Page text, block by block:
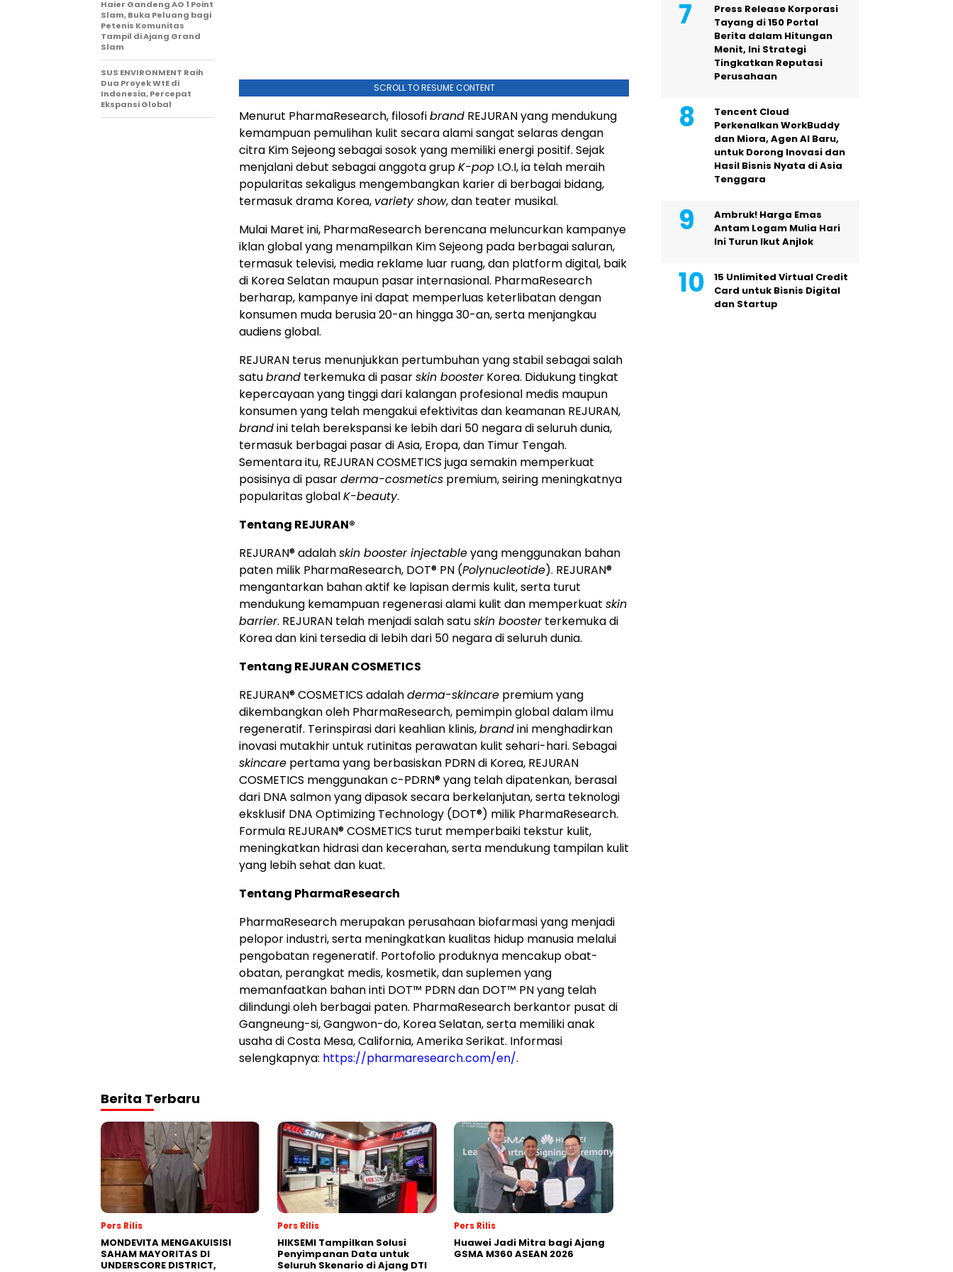
SCROLL TO RESUME CONTENT
Menurut PharmaResearch, filosofibrand REJURAN yang mendukung
kemampuan pemulihan kulit secara alami sangat selaras dengan
citra Kim Sejeong sebagai sosok yang memiliki energi positif. Sejak
menjalani debut sebagai anggota grupK-pop I.O.I, ia telah meraih
popularitas sekaligus mengembangkan karier di berbagai bidang,
termasuk drama Korea, variety show, dan teater musikal.
Mulai Maret ini, PharmaResearch berencana meluncurkan kampanye
iklan global yang menampilkan Kim Sejeong pada berbagai saluran,
termasuk televisi, media reklame luar ruang, dan platform digital, baik
di Korea Selatan maupun pasar internasional. PharmaResearch
berharap, kampanye ini dapat memperluas keterlibatan dengan
konsumen muda berusia 20-an hingga 30-an, serta menjangkau
audiens global.
REJURAN terus menunjukkan pertumbuhan yang stabil sebagai salah
satubrand terkemuka di pasarskin boosterKorea. Didukung tingkat
kepercayaan yang tinggi dari kalangan profesional medis maupun
konsumen yang telah mengakui efektivitas dan keamanan REJURAN,
brandini telah berekspansi ke lebih dari 50 negara di seluruh dunia,
termasuk berbagai pasar di Asia, Eropa, dan Timur Tengah.
Sementara itu, REJURAN COSMETICS juga semakin memperkuat
posisinya di pasarderma-cosmetics premium, seiring meningkatnya
popularitas globalK-beauty.
Tentang REJURAN®
REJURAN® adalahskin booster injectableyang menggunakan bahan
paten milik PharmaResearch, DOT® PN (Polynucleotide). REJURAN®
mengantarkan bahan aktif ke lapisan dermis kulit, serta turut
mendukung kemampuan regenerasi alami kulit dan memperkuat skin
barrier. REJURAN telah menjadi salah satuskin boosterterkemuka di
Korea dan kini tersedia di lebih dari 50 negara di seluruh dunia.
Tentang REJURAN COSMETICS
REJURAN® COSMETICS adalahderma-skincare premium yang
dikembangkan oleh PharmaResearch, pemimpin global dalam ilmu
regeneratif. Terinspirasi dari keahlian klinis,brandini menghadirkan
inovasi mutakhir untuk rutinitas perawatan kulit sehari-hari. Sebagai
skincare pertama yang berbasiskan PDRN di Korea, REJURAN
COSMETICS menggunakan c-PDRN® yang telah dipatenkan, berasal
dari DNA salmon yang dipasok secara berkelanjutan, serta teknologi
eksklusif DNA Optimizing Technology (DOT®) milik PharmaResearch.
Formula REJURAN® COSMETICS turut memperbaiki tekstur kulit,
meningkatkan hidrasi dan kecerahan, serta mendukung tampilan kulit
yang lebih sehat dan kuat.
Tentang PharmaResearch
PharmaResearch merupakan perusahaan biofarmasi yang menjadi
pelopor industri, serta meningkatkan kualitas hidup manusia melalui
pengobatan regeneratif. Portofolio produknya mencakup obat-
obatan, perangkat medis, kosmetik, dan suplemen yang
memanfaatkan bahan inti DOT™ PDRN dan DOT™ PN yang telah
dilindungi oleh berbagai paten. PharmaResearch berkantor pusat di
Gangneung-si, Gangwon-do, Korea Selatan, serta memiliki anak
usaha di Costa Mesa, California, Amerika Serikat. Informasi
selengkapnya: https://pharmaresearch.com/en/.
Haier Gandeng AO 1 Point
Slam, Buka Peluang bagi
Petenis Komunitas
Tampil di Ajang Grand
Slam
SUS ENVIRONMENT Raih
Dua Proyek WtE di
Indonesia, Percepat
Ekspansi Global
Berita Terbaru
Pers Rilis
MONDEVITA MENGAKUISISI
SAHAM MAYORITAS DI
UNDERSCORE DISTRICT,
Pers Rilis
HIKSEMI Tampilkan Solusi
Penyimpanan Data untuk
Seluruh Skenario di Ajang DTI
Pers Rilis
Huawei Jadi Mitra bagi Ajang
GSMA M360 ASEAN 2026
Press Release Korporasi
Tayang di 150 Portal
Berita dalam Hitungan
Menit, Ini Strategi
Tingkatkan Reputasi
Perusahaan
Tencent Cloud
Perkenalkan WorkBuddy
dan Miora, Agen AI Baru,
untuk Dorong Inovasi dan
Hasil Bisnis Nyata di Asia
Tenggara
Ambruk! Harga Emas
Antam Logam Mulia Hari
Ini Turun Ikut Anjlok
15 Unlimited Virtual Credit
Card untuk Bisnis Digital
dan Startup